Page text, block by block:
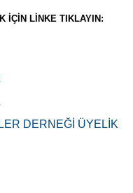
İÇİN LİNKE TIKLAYIN:
DERNEĞİ ÜYELİK